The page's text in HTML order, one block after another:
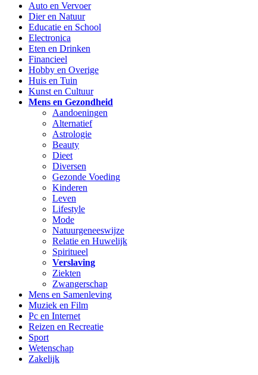
Auto en Vervoer
Dier en Natuur
Educatie en School
Electronica
Eten en Drinken
Financieel
Hobby en Overige
Huis en Tuin
Kunst en Cultuur
Mens en Gezondheid
Aandoeningen
Alternatief
Astrologie
Beauty
Dieet
Diversen
Gezonde Voeding
Kinderen
Leven
Lifestyle
Mode
Natuurgeneeswijze
Relatie en Huwelijk
Spiritueel
Verslaving
Ziekten
Zwangerschap
Mens en Samenleving
Muziek en Film
Pc en Internet
Reizen en Recreatie
Sport
Wetenschap
Zakelijk